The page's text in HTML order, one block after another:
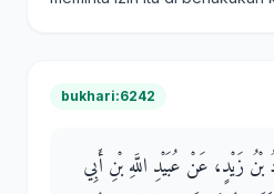
bukhari:6242
زَيْدٍ، عَنْ عُبَيْدِ اللَّهِ بْنِ أَبِي